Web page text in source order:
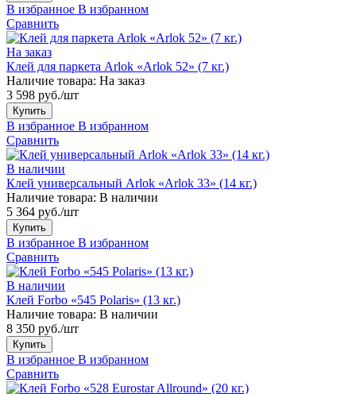
В избранное В избранном
Сравнить
На заказ
Клей для паркета Arlok «Arlok 52» (7 кг.)
Наличие товара: На заказ
3 598 руб./шт
Купить
В избранное В избранном
Сравнить
В наличии
Клей универсальный Arlok «Arlok 33» (14 кг.)
Наличие товара: В наличии
5 364 руб./шт
Купить
В избранное В избранном
Сравнить
В наличии
Клей Forbo «545 Polaris» (13 кг.)
Наличие товара: В наличии
8 350 руб./шт
Купить
В избранное В избранном
Сравнить